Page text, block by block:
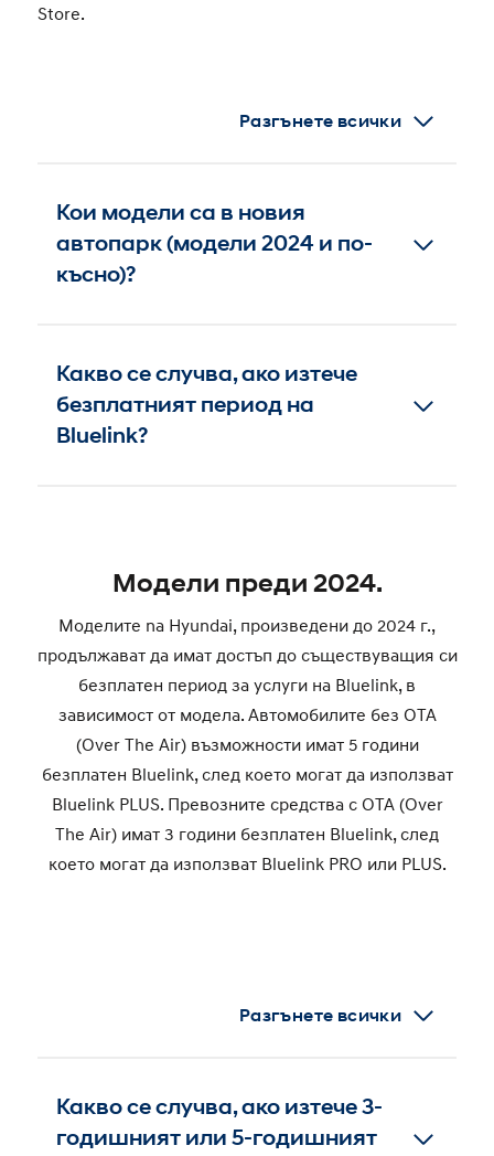
Store.
Разгънете всички
Кои модели са в новия
автопарк (модели 2024 и по-
късно)?
SANTA FE
TUCSON
IONIQ 5
2024 с новата моделна година (2025):
KONA и KONA Electric
i10
i20
IONIQ 5 N
IONIQ 6
Попитайте Вашия Hyundai партньор за
повече детайли относно конкретни
превозни средства.
Какво се случва, ако изтече
безплатният период на
Bluelink?
Store (стартирал през 2025). Ако не
изберете Bluelink PRO или PLUS,
автоматично ще се върнете към Bluelink
Lite, който е безплатен за 10 години.
Модели преди 2024.
Моделите na Hyundai, произведени до 2024 г.,
продължават да имат достъп до съществуващия си
безплатен период за услуги на Bluelink, в
зависимост от модела. Автомобилите без OTA
(Over The Air) възможности имат 5 години
безплатен Bluelink, след което могат да използват
Bluelink PLUS. Превозните средства с OTA (Over
The Air) имат 3 години безплатeн Bluelink, след
което могат да използват Bluelink PRO или PLUS.
Разгънете всички
Какво се случва, ако изтече 3-
годишният или 5-годишният